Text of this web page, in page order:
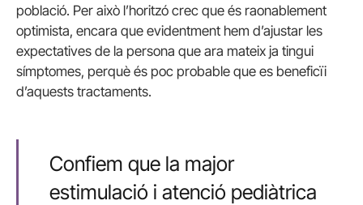
població. Per això l’horitzó crec que és raonablement
optimista, encara que evidentment hem d’ajustar les
expectatives de la persona que ara mateix ja tingui
símptomes, perquè és poc probable que es beneficïi
d’aquests tractaments.
Confiem que la major
estimulació i atenció pediàtrica